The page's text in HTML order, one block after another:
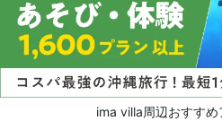
ima villa周辺おすすめ